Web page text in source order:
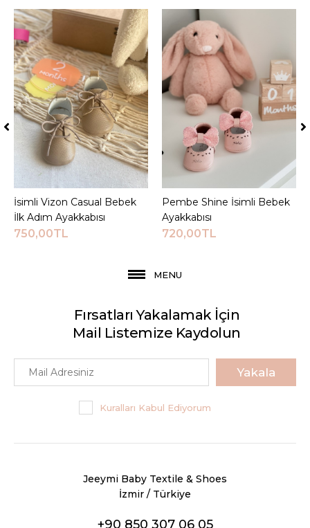
Sepete Ekle
İsimli Vizon Casual Bebek
İlk Adım Ayakkabısı
750,00TL
Sepete Ekle
Pembe Shine İsimli Bebek
Ayakkabısı
720,00TL
MENU
Fırsatları Yakalamak İçin
Mail Listemize Kaydolun
Yakala
Kuralları Kabul Ediyorum
Jeeymi Baby Textile & Shoes
İzmir / Türkiye
+90 850 307 06 05